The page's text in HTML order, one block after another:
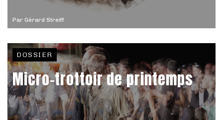
Par Gérard Streiff
DOSSIER
Micro-trottoir de printemps